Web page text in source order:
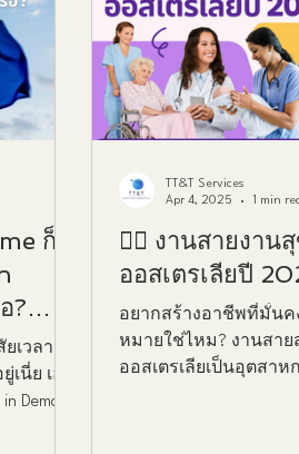
ก็
?
วลาจะ
นี่ย เอา
Demand
🧑‍⚕️ งานสายงาน
ออสเตรเลียปี
อยากสร้างอาชีพที่มั่นค
หมายใช่ไหม? งานสา
ออสเตรเลียเป็นอุตสาห
TT&T Services
Apr 4, 2025
1 min